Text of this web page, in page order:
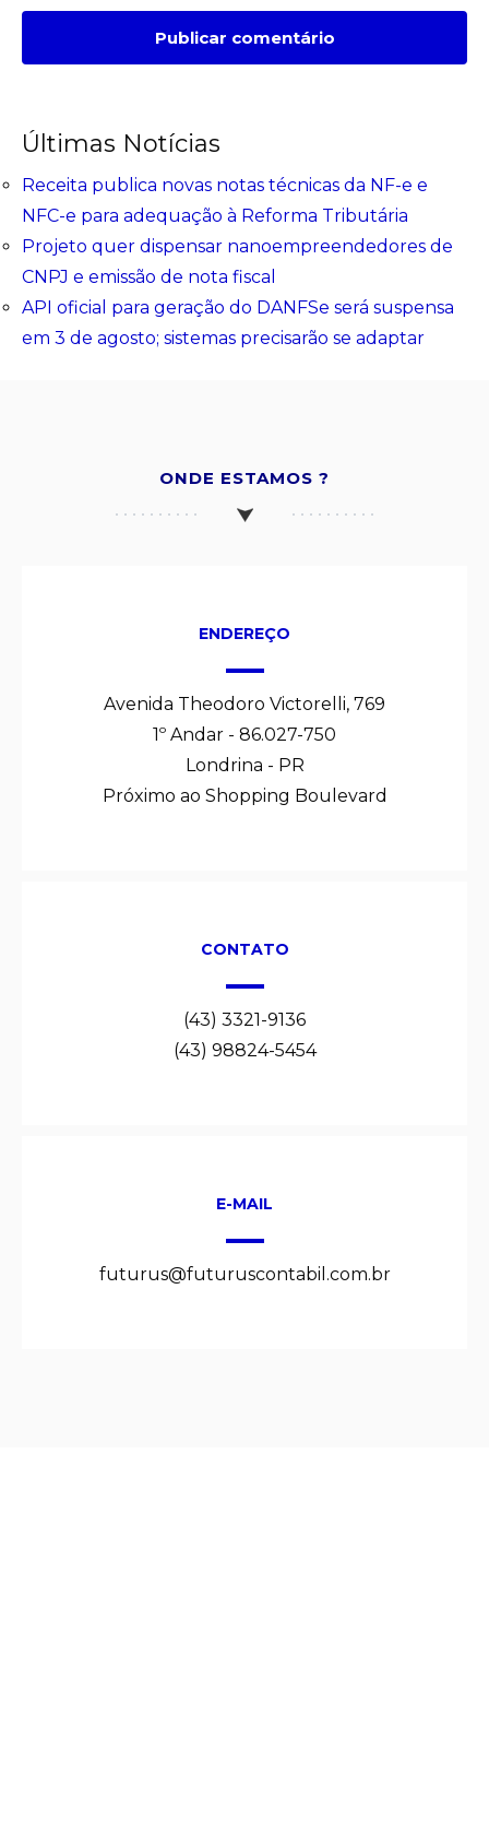
Últimas Notícias
Receita publica novas notas técnicas da NF-e e
NFC-e para adequação à Reforma Tributária
Projeto quer dispensar nanoempreendedores de
CNPJ e emissão de nota fiscal
API oficial para geração do DANFSe será suspensa
em 3 de agosto; sistemas precisarão se adaptar
ONDE ESTAMOS ?
ENDEREÇO
Avenida Theodoro Victorelli, 769
1º Andar - 86.027-750
Londrina - PR
Próximo ao Shopping Boulevard
CONTATO
(43) 3321-9136
(43) 98824-5454
E-MAIL
futurus@futuruscontabil.com.br